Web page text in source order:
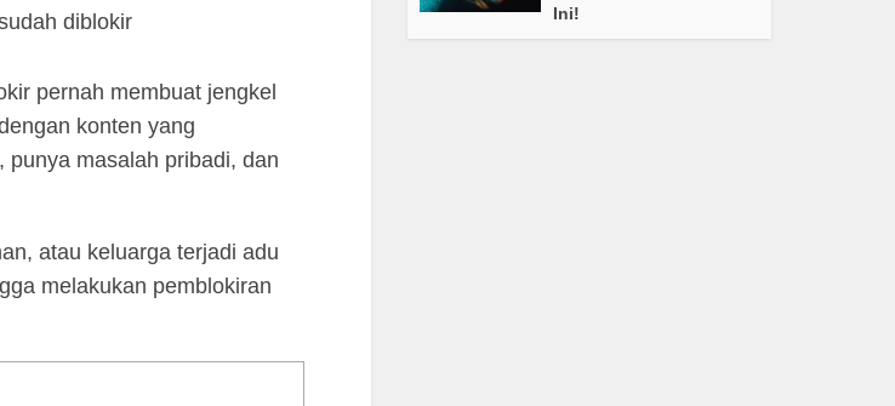
diblokir
pernah membuat jengkel
konten yang
punya masalah pribadi, dan
atau keluarga terjadi adu
melakukan pemblokiran
Ini!